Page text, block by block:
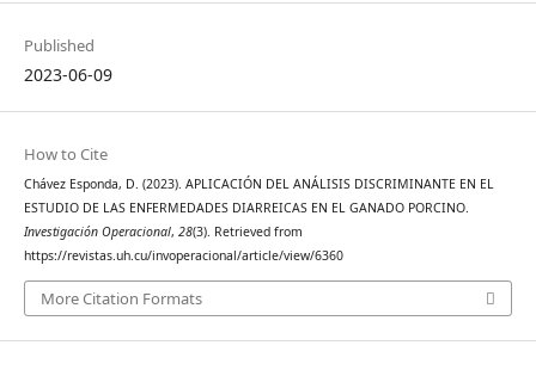
Published
2023-06-09
How to Cite
Chávez Esponda, D. (2023). APLICACIÓN DEL ANÁLISIS DISCRIMINANTE EN EL
ESTUDIO DE LAS ENFERMEDADES DIARREICAS EN EL GANADO PORCINO.
Investigación Operacional, 28(3). Retrieved from
https://revistas.uh.cu/invoperacional/article/view/6360
More Citation Formats